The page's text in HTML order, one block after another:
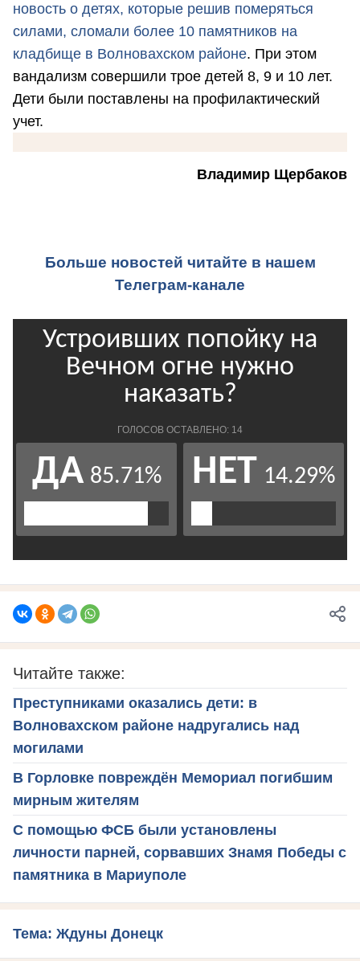
новость о детях, которые решив померяться
силами, сломали более 10 памятников на
кладбище в Волновахском районе. При этом
вандализм совершили трое детей 8, 9 и 10 лет.
Дети были поставлены на профилактический
учет.
Владимир Щербаков
Больше новостей читайте в нашем
Телеграм-канале
Читайте также:
Преступниками оказались дети: в
Волновахском районе надругались над
могилами
В Горловке повреждён Мемориал погибшим
мирным жителям
С помощью ФСБ были установлены
личности парней, сорвавших Знамя Победы с
памятника в Мариуполе
Тема: Ждуны Донецк